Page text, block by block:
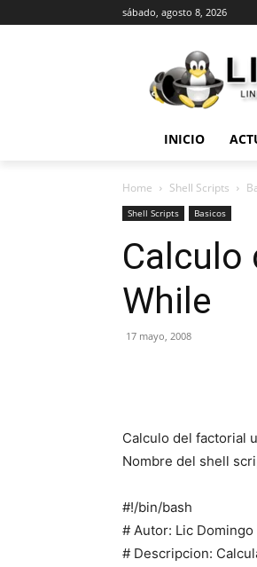
sábado, agosto 8, 2026
INICIO
Home Shell Scripts
Shell Scripts Basicos
Calculo
While
17 mayo, 2008
Calculo del factorial
Nombre del shell
#!/bin/bash
# Autor: Lic Domingo
# Descripcion: